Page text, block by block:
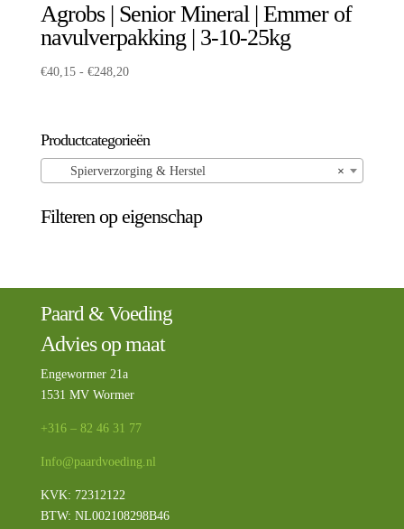
Agrobs | Senior Mineral | Emmer of
navulverpakking | 3-10-25kg
€40,15 - €248,20Prijsklasse:
€248,20
Productcategorieën
×
Spierverzorging & Herstel
Filteren op eigenschap
Paard & Voeding
Advies op maat
Engewormer 21a
1531 MV Wormer
+316 – 82 46 31 77
Info@paardvoeding.nl
KVK: 72312122
BTW: NL002108298B46